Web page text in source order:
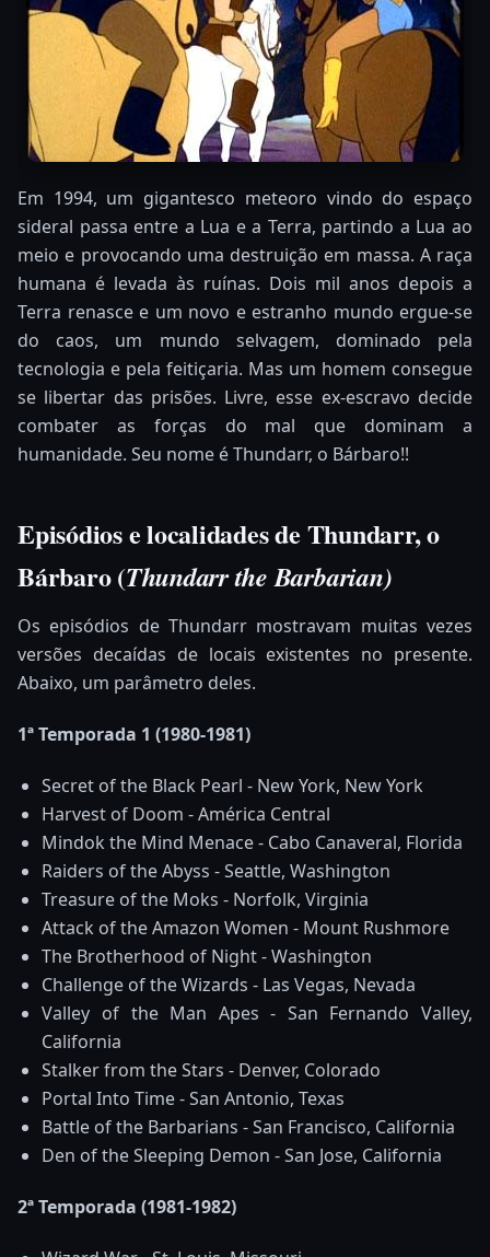
Em 1994, um gigantesco meteoro vindo do espaço
sideral passa entre a Lua e a Terra, partindo a Lua ao
meio e provocando uma destruição em massa. A raça
humana é levada às ruínas. Dois mil anos depois a
Terra renasce e um novo e estranho mundo ergue-se
do caos, um mundo selvagem, dominado pela
tecnologia e pela feitiçaria. Mas um homem consegue
se libertar das prisões. Livre, esse ex-escravo decide
combater as forças do mal que dominam a
humanidade. Seu nome é Thundarr, o Bárbaro!!
Episódios e localidades de Thundarr, o
Bárbaro(Thundarr the Barbarian)
Os episódios de Thundarr mostravam muitas vezes
versões decaídas de locais existentes no presente.
Abaixo, um parâmetro deles.
1ª Temporada 1 (1980-1981)
Secret of the Black Pearl - New York, New York
Harvest of Doom - América Central
Mindok the Mind Menace - Cabo Canaveral, Florida
Raiders of the Abyss - Seattle, Washington
Treasure of the Moks - Norfolk, Virginia
Attack of the Amazon Women - Mount Rushmore
The Brotherhood of Night - Washington
Challenge of the Wizards - Las Vegas, Nevada
Valley of the Man Apes - San Fernando Valley,
California
Stalker from the Stars - Denver, Colorado
Portal Into Time - San Antonio, Texas
Battle of the Barbarians - San Francisco, California
Den of the Sleeping Demon - San Jose, California
2ª Temporada (1981-1982)